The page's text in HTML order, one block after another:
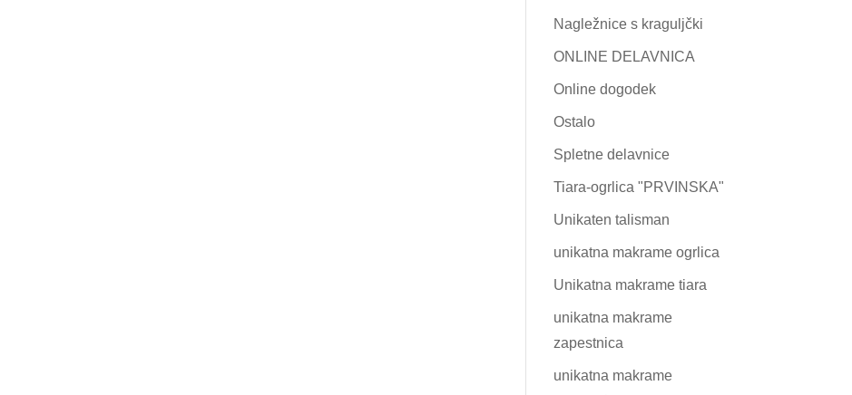
Nagležnice s kraguljčki
ONLINE DELAVNICA
Online dogodek
Ostalo
Spletne delavnice
Tiara-ogrlica "PRVINSKA"
Unikaten talisman
unikatna makrame ogrlica
Unikatna makrame tiara
unikatna makrame
zapestnica
unikatna makrame